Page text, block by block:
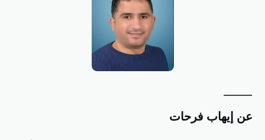
إيهاب فرحات